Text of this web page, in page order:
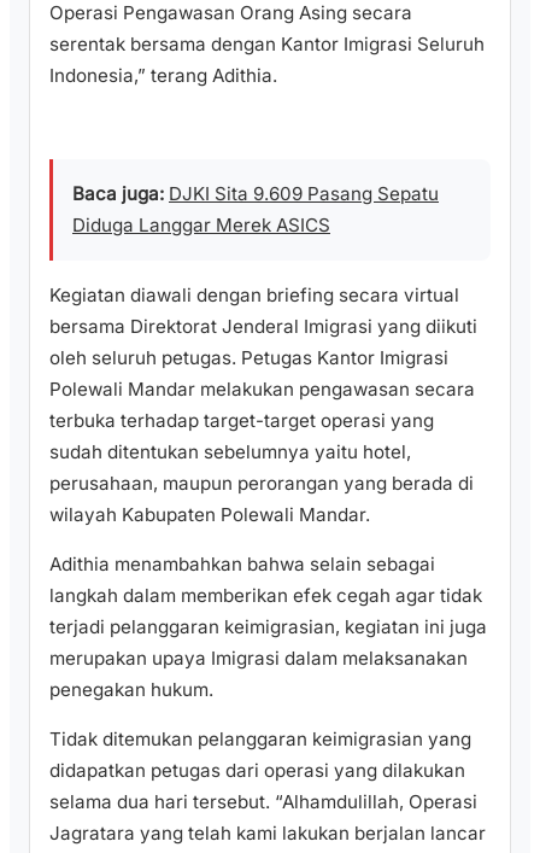
Operasi Pengawasan Orang Asing secara
serentak bersama dengan Kantor Imigrasi Seluruh
Indonesia,” terang Adithia.
Baca juga: DJKI Sita 9.609 Pasang Sepatu
Diduga Langgar Merek ASICS
Kegiatan diawali dengan briefing secara virtual
bersama Direktorat Jenderal Imigrasi yang diikuti
oleh seluruh petugas. Petugas Kantor Imigrasi
Polewali Mandar melakukan pengawasan secara
terbuka terhadap target-target operasi yang
sudah ditentukan sebelumnya yaitu hotel,
perusahaan, maupun perorangan yang berada di
wilayah Kabupaten Polewali Mandar.
Adithia menambahkan bahwa selain sebagai
langkah dalam memberikan efek cegah agar tidak
terjadi pelanggaran keimigrasian, kegiatan ini juga
merupakan upaya Imigrasi dalam melaksanakan
penegakan hukum.
Tidak ditemukan pelanggaran keimigrasian yang
didapatkan petugas dari operasi yang dilakukan
selama dua hari tersebut. “Alhamdulillah, Operasi
Jagratara yang telah kami lakukan berjalan lancar